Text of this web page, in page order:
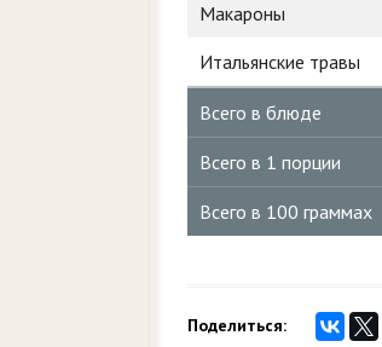
Макароны
Итальянские травы
Всего в блюде
Всего в 1 порции
Всего в 100 граммах
Поделиться: